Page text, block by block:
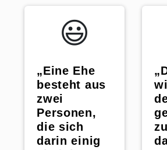
😃️
„Eine Ehe
besteht aus
zwei
Personen,
die sich
darin einig